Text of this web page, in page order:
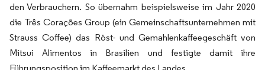
den Verbrauchern. So übernahm beispielsweise im Jahr 2020
die Três Corações Group (ein Gemeinschaftsunternehmen mit
Strauss Coffee) das Röst- und Gemahlenkaffeegeschäft von
Mitsui Alimentos in Brasilien und festigte damit ihre